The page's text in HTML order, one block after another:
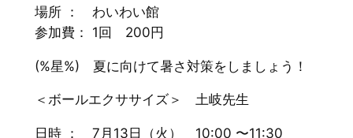
場所 ： わいわい館
参加費： 1回 200円
(%星%) 夏に向けて暑さ対策をしましょう！
＜ボールエクササイズ＞ 土岐先生
日時 ： 7月13日（火） 10:00 〜11:30